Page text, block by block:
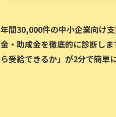
年間30,000件の中小企業向け
金・助成金を徹底的に診断しま
ら受給できるか」が2分で簡単